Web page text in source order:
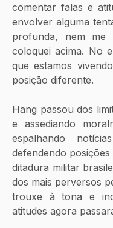
comentar falas e
envolver alguma
profunda, nem me
coloquei acima. No
que estamos
posição diferente.
Hang passou dos
e assediando
espalhando
defendendo
ditadura militar
dos mais perversos
trouxe à tona e
atitudes agora